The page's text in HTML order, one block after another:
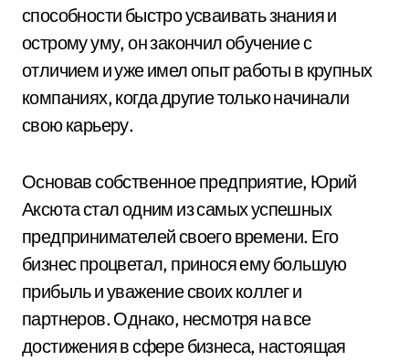
способности быстро усваивать знания и
острому уму, он закончил обучение с
отличием и уже имел опыт работы в крупных
компаниях, когда другие только начинали
свою карьеру.
Основав собственное предприятие, Юрий
Аксюта стал одним из самых успешных
предпринимателей своего времени. Его
бизнес процветал, принося ему большую
прибыль и уважение своих коллег и
партнеров. Однако, несмотря на все
достижения в сфере бизнеса, настоящая